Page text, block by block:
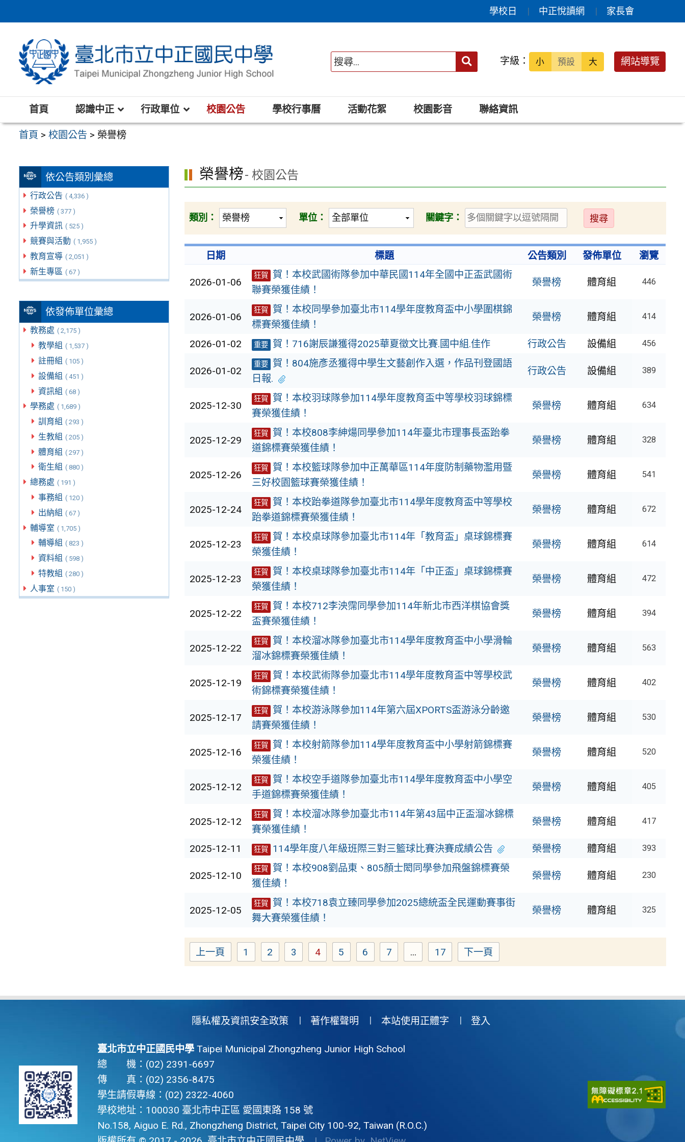
至
區
學校日 中正悅讀網 家長會
送出 字級： 小 預設 大 網站導覽
首頁 認識中正 行政單位 校園公告 學校行事曆 活動花絮 校園影音 聯絡資訊
首頁 >校園公告 > 榮譽榜
依公告類別彙總
行政公告 ( 4,336 )
榮譽榜 ( 377 )
升學資訊 ( 525 )
競賽與活動 ( 1,955 )
教育宣導 ( 2,051 )
新生專區 ( 67 )
依發佈單位彙總
教務處 ( 2,175 )
教學組 ( 1,537 )
註冊組 ( 105 )
設備組 ( 451 )
資訊組 ( 68 )
學務處 ( 1,689 )
訓育組 ( 293 )
生教組 ( 205 )
體育組 ( 297 )
衛生組 ( 880 )
總務處 ( 191 )
事務組 ( 120 )
出納組 ( 67 )
輔導室 ( 1,705 )
輔導組 ( 823 )
資料組 ( 598 )
特教組 ( 280 )
人事室 ( 150 )
榮譽榜- 校園公告
類別： 單位： 關鍵字：
送
出
日期 標題 公告類別 發佈單位 瀏覽
2026-01-06
狂賀 賀！本校武國術隊參加中華民國114年全國中正盃武國術
聯賽榮獲佳績！
榮譽榜 體育組 446
2026-01-06
狂賀 賀！本校同學參加臺北市114學年度教育盃中小學圍棋錦
標賽榮獲佳績！
榮譽榜 體育組 414
2026-01-02 重要 賀！716謝辰謙獲得2025華夏徵文比賽.國中組.佳作 行政公告 設備組 456
2026-01-02
重要 賀！804施彥丞獲得中學生文藝創作入選，作品刊登國語
日報.
行政公告 設備組 389
2025-12-30
狂賀 賀！本校羽球隊參加114學年度教育盃中等學校羽球錦標
賽榮獲佳績！
榮譽榜 體育組 634
2025-12-29
狂賀 賀！本校808李紳煬同學參加114年臺北市理事長盃跆拳
道錦標賽榮獲佳績！
榮譽榜 體育組 328
2025-12-26
狂賀 賀！本校籃球隊參加中正萬華區114年度防制藥物濫用暨
三好校園籃球賽榮獲佳績！
榮譽榜 體育組 541
2025-12-24
狂賀 賀！本校跆拳道隊參加臺北市114學年度教育盃中等學校
跆拳道錦標賽榮獲佳績！
榮譽榜 體育組 672
2025-12-23
狂賀 賀！本校桌球隊參加臺北市114年「教育盃」桌球錦標賽
榮獲佳績！
榮譽榜 體育組 614
2025-12-23
狂賀 賀！本校桌球隊參加臺北市114年「中正盃」桌球錦標賽
榮獲佳績！
榮譽榜 體育組 472
2025-12-22
狂賀 賀！本校712李泱霈同學參加114年新北市西洋棋協會獎
盃賽榮獲佳績！
榮譽榜 體育組 394
2025-12-22
狂賀 賀！本校溜冰隊參加臺北市114學年度教育盃中小學滑輪
溜冰錦標賽榮獲佳績！
榮譽榜 體育組 563
2025-12-19
狂賀 賀！本校武術隊參加臺北市114學年度教育盃中等學校武
術錦標賽榮獲佳績！
榮譽榜 體育組 402
2025-12-17
狂賀 賀！本校游泳隊參加114年第六屆XPORTS盃游泳分齡邀
請賽榮獲佳績！
榮譽榜 體育組 530
2025-12-16
狂賀 賀！本校射箭隊參加114學年度教育盃中小學射箭錦標賽
榮獲佳績！
榮譽榜 體育組 520
2025-12-12
狂賀 賀！本校空手道隊參加臺北市114學年度教育盃中小學空
手道錦標賽榮獲佳績！
榮譽榜 體育組 405
2025-12-12
狂賀 賀！本校溜冰隊參加臺北市114年第43屆中正盃溜冰錦標
賽榮獲佳績！
榮譽榜 體育組 417
2025-12-11 狂賀 114學年度八年級班際三對三籃球比賽決賽成績公告 榮譽榜 體育組 393
2025-12-10
狂賀 賀！本校908劉品東、805顏士閎同學參加飛盤錦標賽榮
獲佳績！
榮譽榜 體育組 230
2025-12-05
狂賀 賀！本校718袁立臻同學參加2025總統盃全民運動賽事街
舞大賽榮獲佳績！
榮譽榜 體育組 325
上一頁 Page
1 Page
2 Page
3 Page
4 Page
5 Page
6 Page
7 ... Page
17 下一頁
隱私權及資訊安全政策 著作權聲明 本站使用正體字 登入
臺北市立中正國民中學Taipei Municipal Zhongzheng Junior High School
總 機：(02) 2391-6697
傳 真：(02) 2356-8475
學生請假專線：(02) 2322-4060
學校地址：100030 臺北市中正區 愛國東路 158 號
No.158, Aiguo E. Rd., Zhongzheng District, Taipei City 100-92, Taiwan (R.O.C.)